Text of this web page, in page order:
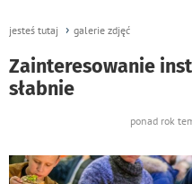
jesteś tutaj galerie zdjęć
Zainteresowanie
słabnie
ponad rok